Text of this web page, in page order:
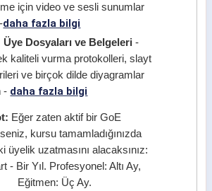
için video ve sesli sunumlar
daha fazla bilgi
Üye Dosyaları ve Belgeleri -
kaliteli vurma protokolleri, slayt
ve birçok dilde diyagramlar
- daha fazla bilgi
Eğer zaten aktif bir GoE
kursu tamamladığınızda
üyelik uzatmasını alacaksınız:
- Bir Yıl. Profesyonel: Altı Ay,
Eğitmen: Üç Ay.